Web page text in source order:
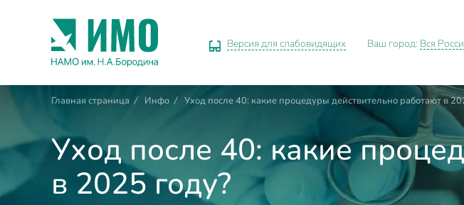
Версия для слабовидящих Ваш город: Вся
Главная страница / Инфо / Уход после 40: какие процедуры действительно работают в
Уход после 40: какие
в 2025 году?